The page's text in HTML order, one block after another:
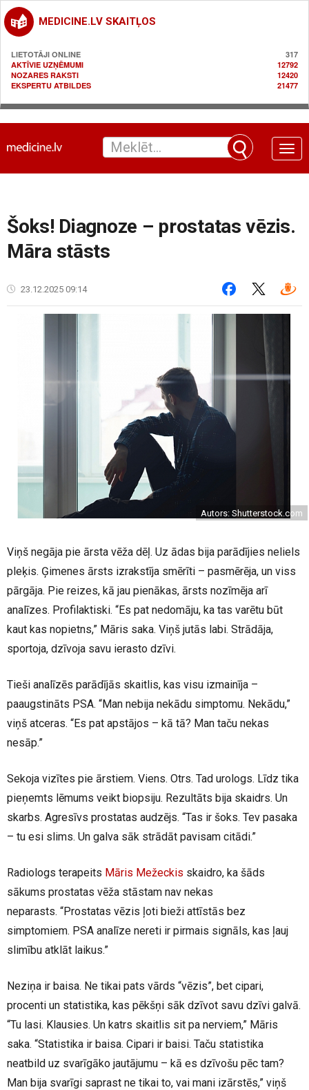
MEDICINE.LV SKAITĻOS
LIETOTĀJI ONLINE
317
AKTĪVIE UZŅĒMUMI
12792
NOZARES RAKSTI
12420
EKSPERTU ATBILDES
21477
Toggle
Šoks! Diagnoze – prostatas vēzis.
Māra stāsts
23.12.2025 09:14
Autors: Shutterstock.com
Viņš negāja pie ārsta vēža dēļ. Uz ādas bija parādījies neliels
pleķis. Ģimenes ārsts izrakstīja smērīti – pasmērēja, un viss
pārgāja. Pie reizes, kā jau pienākas, ārsts nozīmēja arī
analīzes. Profilaktiski. “Es pat nedomāju, ka tas varētu būt
kaut kas nopietns,” Māris saka. Viņš jutās labi. Strādāja,
sportoja, dzīvoja savu ierasto dzīvi.
Tieši analīzēs parādījās skaitlis, kas visu izmainīja –
paaugstināts PSA. “Man nebija nekādu simptomu. Nekādu,”
viņš atceras. “Es pat apstājos – kā tā? Man taču nekas
nesāp.”
Sekoja vizītes pie ārstiem. Viens. Otrs. Tad urologs. Līdz tika
pieņemts lēmums veikt biopsiju. Rezultāts bija skaidrs. Un
skarbs. Agresīvs prostatas audzējs. “Tas ir šoks. Tev pasaka
– tu esi slims. Un galva sāk strādāt pavisam citādi.”
Radiologs terapeits Māris Mežeckis skaidro, ka šāds
sākums prostatas vēža stāstam nav nekas
neparasts. “Prostatas vēzis ļoti bieži attīstās bez
simptomiem. PSA analīze nereti ir pirmais signāls, kas ļauj
slimību atklāt laikus.”
Neziņa ir baisa. Ne tikai pats vārds “vēzis”, bet cipari,
procenti un statistika, kas pēkšņi sāk dzīvot savu dzīvi galvā.
“Tu lasi. Klausies. Un katrs skaitlis sit pa nerviem,” Māris
saka. “Statistika ir baisa. Cipari ir baisi. Taču statistika
neatbild uz svarīgāko jautājumu – kā es dzīvošu pēc tam?
Man bija svarīgi saprast ne tikai to, vai mani izārstēs,” viņš